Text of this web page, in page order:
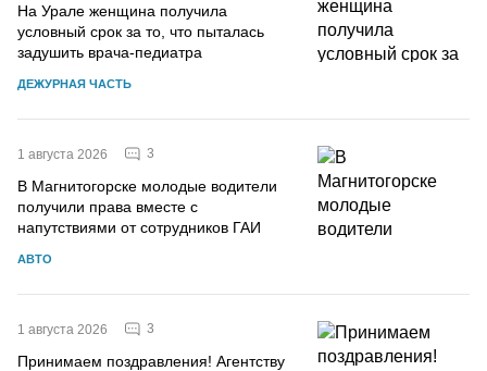
На Урале женщина получила
условный срок за то, что пыталась
задушить врача-педиатра
ДЕЖУРНАЯ ЧАСТЬ
1 августа 2026 3
В Магнитогорске молодые водители
получили права вместе с
напутствиями от сотрудников ГАИ
АВТО
1 августа 2026 3
Принимаем поздравления! Агентству